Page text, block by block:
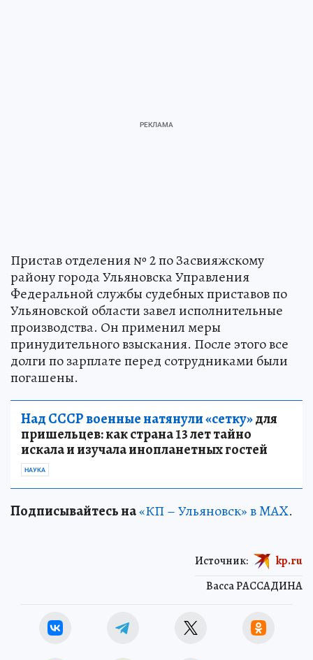
Пристав отделения № 2 по Засвияжскому
району города Ульяновска Управления
Федеральной службы судебных приставов по
Ульяновской области завел исполнительные
производства. Он применил меры
принудительного взыскания. После этого все
долги по зарплате перед сотрудниками были
погашены.
Над СССР военные натянули «сетку»для
пришельцев: как страна 13 лет тайно
искала и изучала инопланетных гостей
НАУКА
Подписывайтесь на«КП – Ульяновск» в MAX.
Васса РАССАДИНА
Источник: kp.ru